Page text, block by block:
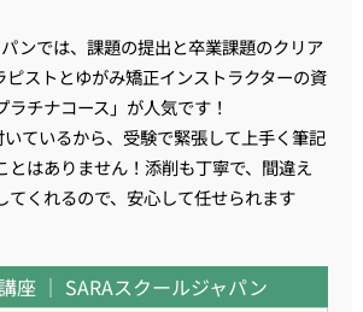
ンでは、課題の提出と卒業課題のクリア
ピストとゆがみ矯正インストラクターの資
チナコース」が人気です！
ているから、受験で緊張して上手く筆記
とはありません！添削も丁寧で、間違え
てくれるので、安心して任せられます
座 ｜ SARAスクールジャパン